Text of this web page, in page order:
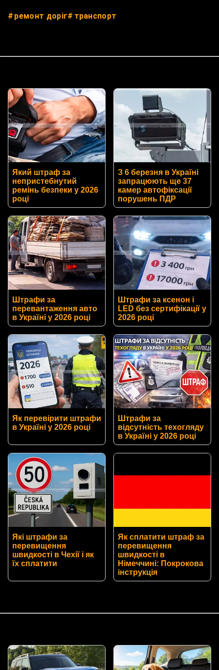
ремонт доріг транспорт
Який штраф за
непристебнутий
ремінь безпеки у 2026
році
З 6 березня в Україні
запрацюють ще 37
камер автофіксації
порушень ПДР
Штрафи за
перевантаження авто
в Україні у 2026 році
Штрафи за ксенон і
LED без сертифікації у
2026 році
Як перевірити штрафи
в Україні у 2026 році
Штрафи за
відсутність техогляду
в Україні у 2026 році
Які штрафи за
перевищення
швидкості в Чехії і як
їх сплатити
Як сплатити штраф за
перевищення
швидкості в
Німеччині: Покрокова
інструкція